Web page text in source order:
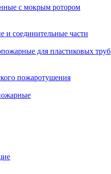
с мокрым ротором
и соединительные части
для пластиковых труб
пожаротушения